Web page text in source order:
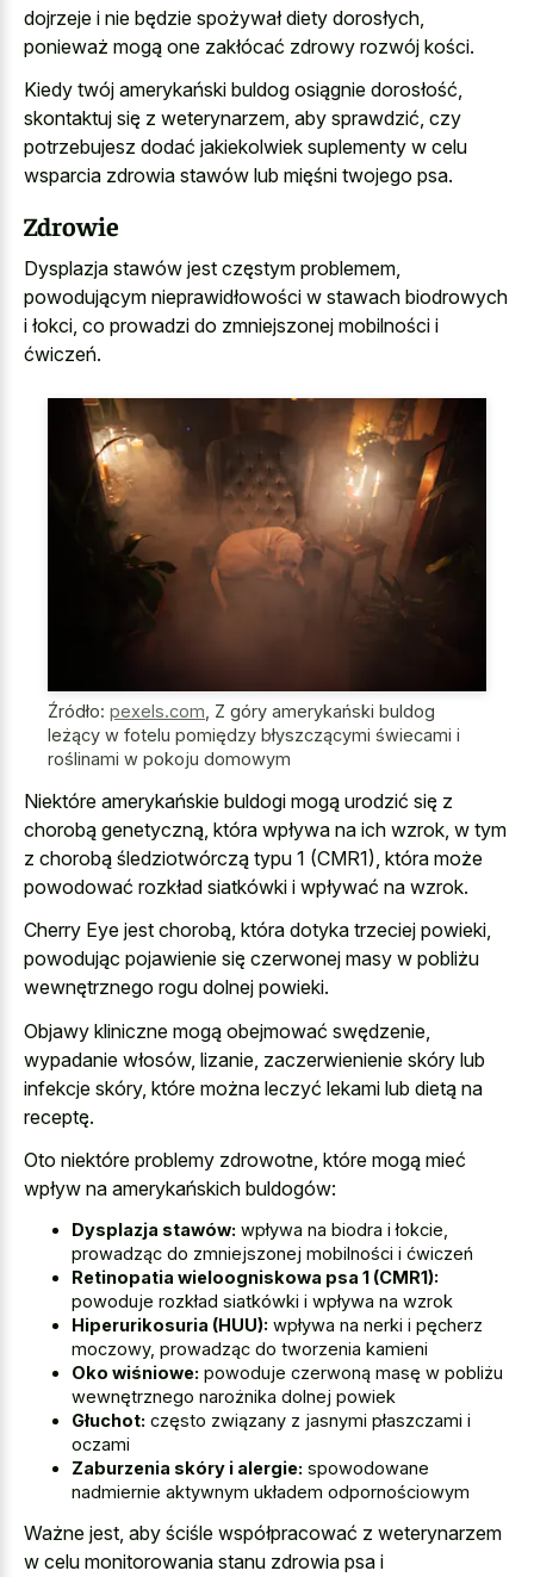
dojrzeje i nie będzie spożywał diety dorosłych,
ponieważ mogą one zakłócać zdrowy rozwój kości.
Kiedy twój amerykański buldog osiągnie dorosłość,
skontaktuj się z weterynarzem, aby sprawdzić, czy
potrzebujesz dodać jakiekolwiek suplementy w celu
wsparcia zdrowia stawów lub mięśni twojego psa.
Zdrowie
Dysplazja stawów jest częstym problemem,
powodującym nieprawidłowości w stawach biodrowych
i łokci, co prowadzi do zmniejszonej mobilności i
ćwiczeń.
Źródło: pexels.com, Z góry amerykański buldog
leżący w fotelu pomiędzy błyszczącymi świecami i
roślinami w pokoju domowym
Niektóre amerykańskie buldogi mogą urodzić się z
chorobą genetyczną, która wpływa na ich wzrok, w tym
z chorobą śledziotwórczą typu 1 (CMR1), która może
powodować rozkład siatkówki i wpływać na wzrok.
Cherry Eye jest chorobą, która dotyka trzeciej powieki,
powodując pojawienie się czerwonej masy w pobliżu
wewnętrznego rogu dolnej powieki.
Objawy kliniczne mogą obejmować swędzenie,
wypadanie włosów, lizanie, zaczerwienienie skóry lub
infekcje skóry, które można leczyć lekami lub dietą na
receptę.
Oto niektóre problemy zdrowotne, które mogą mieć
wpływ na amerykańskich buldogów:
Dysplazja stawów: wpływa na biodra i łokcie,
prowadząc do zmniejszonej mobilności i ćwiczeń
Retinopatia wieloogniskowa psa 1 (CMR1):
powoduje rozkład siatkówki i wpływa na wzrok
Hiperurikosuria (HUU): wpływa na nerki i pęcherz
moczowy, prowadząc do tworzenia kamieni
Oko wiśniowe: powoduje czerwoną masę w pobliżu
wewnętrznego narożnika dolnej powiek
Głuchot: często związany z jasnymi płaszczami i
oczami
Zaburzenia skóry i alergie: spowodowane
nadmiernie aktywnym układem odpornościowym
Ważne jest, aby ściśle współpracować z weterynarzem
w celu monitorowania stanu zdrowia psa i